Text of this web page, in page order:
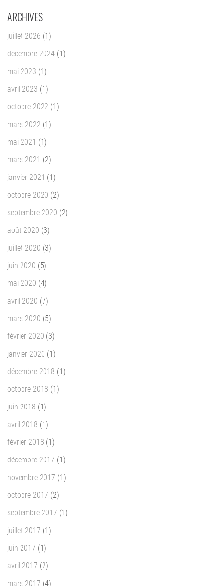
ARCHIVES
juillet 2026 (1)
décembre 2024 (1)
mai 2023 (1)
avril 2023 (1)
octobre 2022 (1)
mars 2022 (1)
mai 2021 (1)
mars 2021 (2)
janvier 2021 (1)
octobre 2020 (2)
septembre 2020 (2)
août 2020 (3)
juillet 2020 (3)
juin 2020 (5)
mai 2020 (4)
avril 2020 (7)
mars 2020 (5)
février 2020 (3)
janvier 2020 (1)
décembre 2018 (1)
octobre 2018 (1)
juin 2018 (1)
avril 2018 (1)
février 2018 (1)
décembre 2017 (1)
novembre 2017 (1)
octobre 2017 (2)
septembre 2017 (1)
juillet 2017 (1)
juin 2017 (1)
avril 2017 (2)
mars 2017 (4)